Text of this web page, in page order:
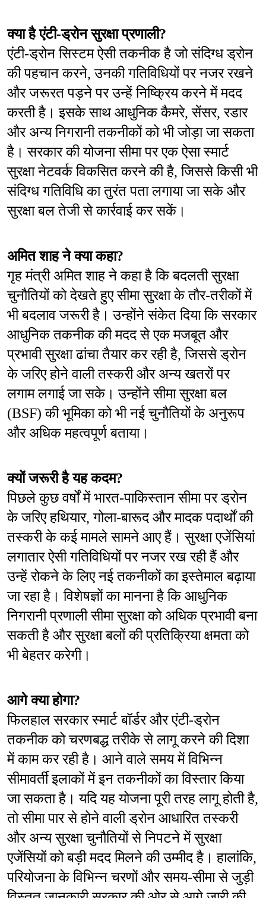
क्या है एंटी-ड्रोन सुरक्षा प्रणाली?
एंटी-ड्रोन सिस्टम ऐसी तकनीक है जो संदिग्ध ड्रोन
की पहचान करने, उनकी गतिविधियों पर नजर रखने
और जरूरत पड़ने पर उन्हें निष्क्रिय करने में मदद
करती है। इसके साथ आधुनिक कैमरे, सेंसर, रडार
और अन्य निगरानी तकनीकों को भी जोड़ा जा सकता
है। सरकार की योजना सीमा पर एक ऐसा स्मार्ट
सुरक्षा नेटवर्क विकसित करने की है, जिससे किसी भी
संदिग्ध गतिविधि का तुरंत पता लगाया जा सके और
सुरक्षा बल तेजी से कार्रवाई कर सकें।
अमित शाह ने क्या कहा?
गृह मंत्री अमित शाह ने कहा है कि बदलती सुरक्षा
चुनौतियों को देखते हुए सीमा सुरक्षा के तौर-तरीकों में
भी बदलाव जरूरी है। उन्होंने संकेत दिया कि सरकार
आधुनिक तकनीक की मदद से एक मजबूत और
प्रभावी सुरक्षा ढांचा तैयार कर रही है, जिससे ड्रोन
के जरिए होने वाली तस्करी और अन्य खतरों पर
लगाम लगाई जा सके। उन्होंने सीमा सुरक्षा बल
(BSF) की भूमिका को भी नई चुनौतियों के अनुरूप
और अधिक महत्वपूर्ण बताया।
क्यों जरूरी है यह कदम?
पिछले कुछ वर्षों में भारत-पाकिस्तान सीमा पर ड्रोन
के जरिए हथियार, गोला-बारूद और मादक पदार्थों की
तस्करी के कई मामले सामने आए हैं। सुरक्षा एजेंसियां
लगातार ऐसी गतिविधियों पर नजर रख रही हैं और
उन्हें रोकने के लिए नई तकनीकों का इस्तेमाल बढ़ाया
जा रहा है। विशेषज्ञों का मानना है कि आधुनिक
निगरानी प्रणाली सीमा सुरक्षा को अधिक प्रभावी बना
सकती है और सुरक्षा बलों की प्रतिक्रिया क्षमता को
भी बेहतर करेगी।
आगे क्या होगा?
फिलहाल सरकार स्मार्ट बॉर्डर और एंटी-ड्रोन
तकनीक को चरणबद्ध तरीके से लागू करने की दिशा
में काम कर रही है। आने वाले समय में विभिन्न
सीमावर्ती इलाकों में इन तकनीकों का विस्तार किया
जा सकता है। यदि यह योजना पूरी तरह लागू होती है,
तो सीमा पार से होने वाली ड्रोन आधारित तस्करी
और अन्य सुरक्षा चुनौतियों से निपटने में सुरक्षा
एजेंसियों को बड़ी मदद मिलने की उम्मीद है। हालांकि,
परियोजना के विभिन्न चरणों और समय-सीमा से जुड़ी